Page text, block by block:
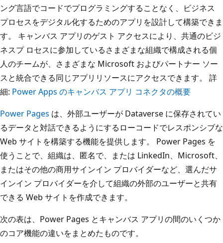
ング言語でコードでプログラミングすることなく、ビジネス
プロセスをデジタル化するためのアプリを設計して構築できま
す。 キャンバス アプリのゲスト アクセスにより、共通のビジ
ネスプ ロセスに参加しているさまざまな組織で構成される個
人のチームが、さまざまな Microsoft およびパートナー ソー
スと統合できる同じアプリリソースにアクセスできます。 詳
細: Power Apps のキャンバス アプリ コネクタの概要
Power Pages は、外部ユーザーが Dataverse に保存されてい
るデータと対話できるようにするローコードでレスポンシブな
Web サイトを構築する機能を提供します。 Power Pages を
使うことで、組織は、匿名で、または LinkedIn、Microsoft、
またはその他の商用サインイン プロバイダーなど、選んだサ
インイン プロバイダーを介して組織の外部のユーザーと共有
できる Web サイトを作成できます。
次の表は、Power Pages とキャンバス アプリの間のいくつか
のコア機能の違いをまとめたものです。